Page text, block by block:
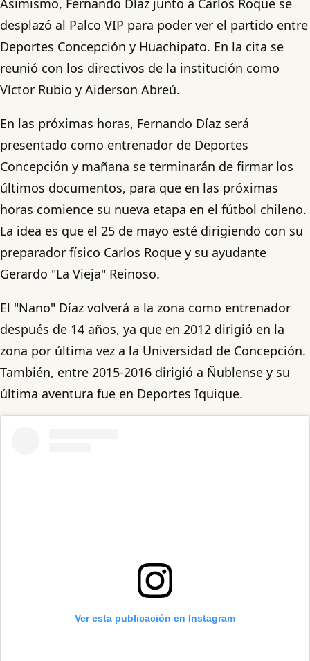
Asimismo, Fernando Díaz junto a Carlos Roque se
desplazó al Palco VIP para poder ver el partido entre
Deportes Concepción y Huachipato. En la cita se
reunió con los directivos de la institución como
Víctor Rubio y Aiderson Abreú.
En las próximas horas, Fernando Díaz será
presentado como entrenador de Deportes
Concepción y mañana se terminarán de firmar los
últimos documentos, para que en las próximas
horas comience su nueva etapa en el fútbol chileno.
La idea es que el 25 de mayo esté dirigiendo con su
preparador físico Carlos Roque y su ayudante
Gerardo "La Vieja" Reinoso.
El "Nano" Díaz volverá a la zona como entrenador
después de 14 años, ya que en 2012 dirigió en la
zona por última vez a la Universidad de Concepción.
También, entre 2015-2016 dirigió a Ñublense y su
última aventura fue en Deportes Iquique.
Ver esta publicación en Instagram